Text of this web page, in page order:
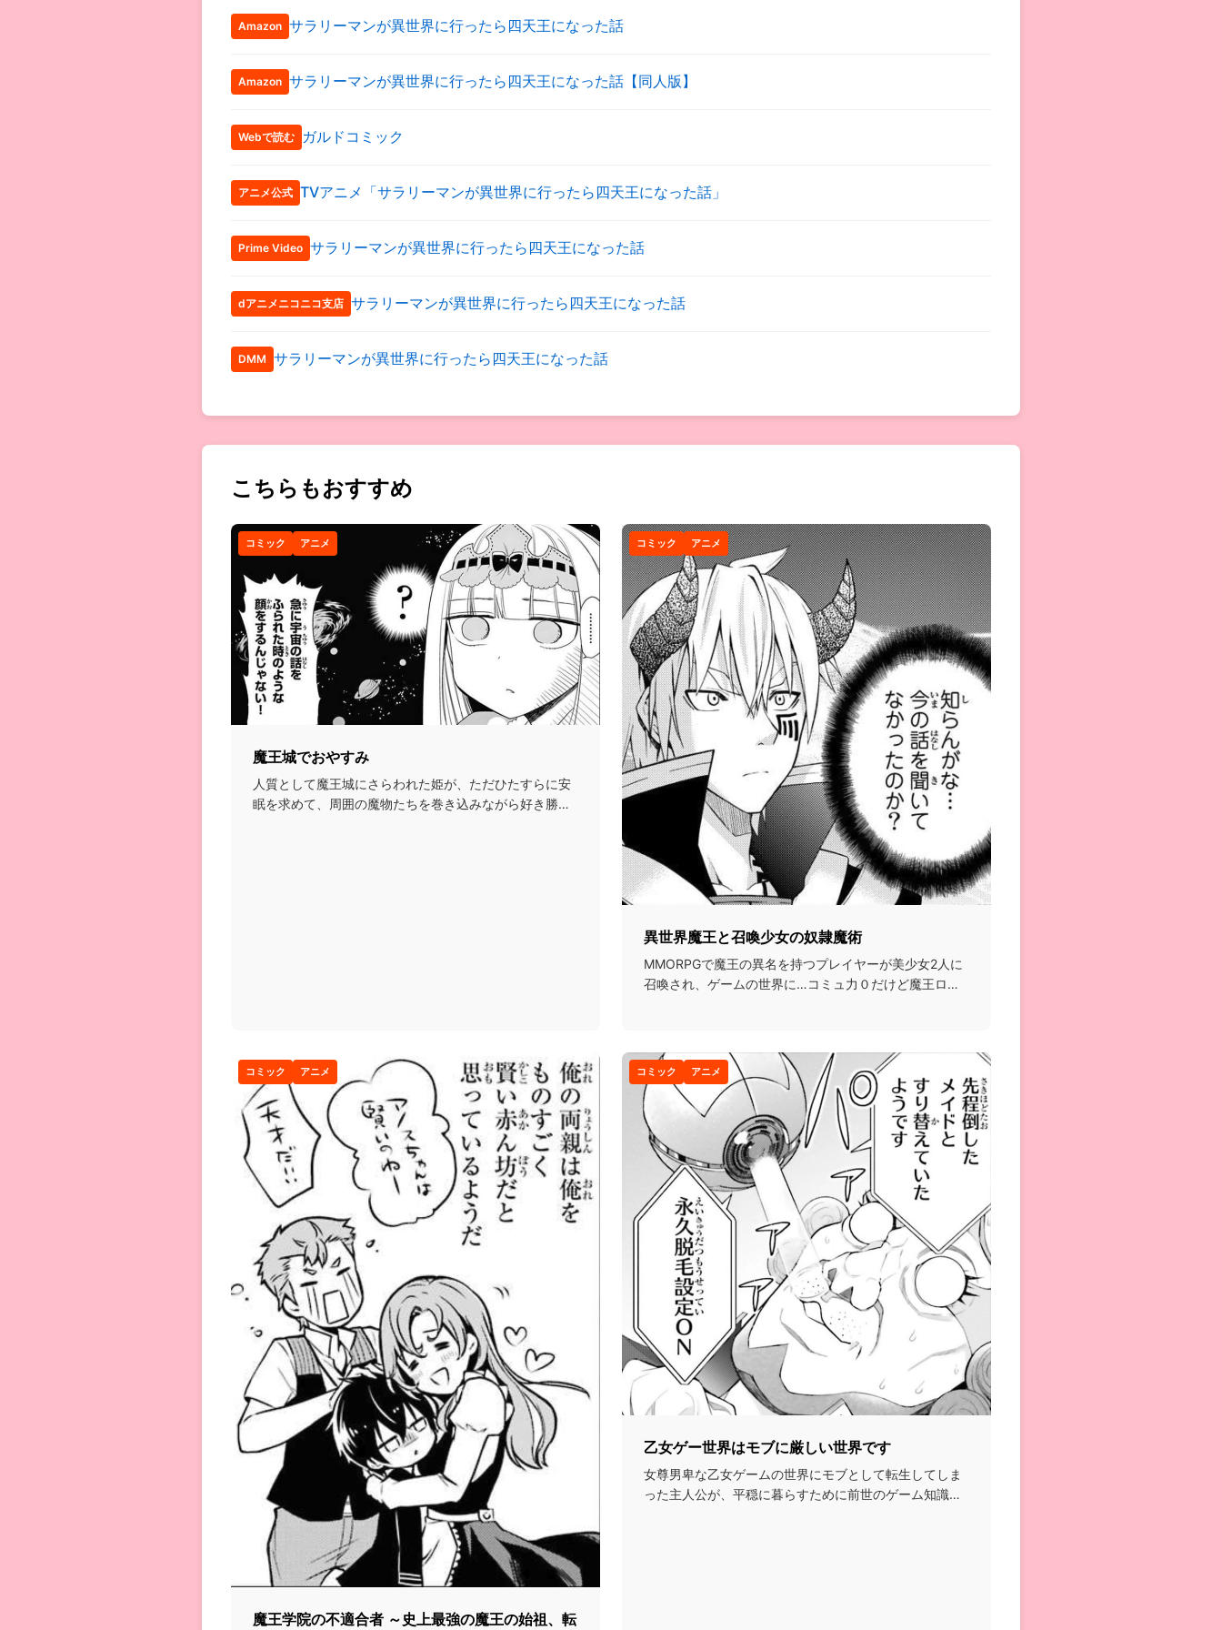
Amazon サラリーマンが異世界に行ったら四天王になった話
Amazon サラリーマンが異世界に行ったら四天王になった話【同人版】
Webで読む ガルドコミック
アニメ公式 TVアニメ「サラリーマンが異世界に行ったら四天王になった話」
Prime Video サラリーマンが異世界に行ったら四天王になった話
dアニメニコニコ支店 サラリーマンが異世界に行ったら四天王になった話
DMM サラリーマンが異世界に行ったら四天王になった話
こちらもおすすめ
コミック アニメ
魔王城でおやすみ
人質として魔王城にさらわれた姫が、ただひたすらに安
眠を求めて、周囲の魔物たちを巻き込みながら好き勝手
コミック アニメ
異世界魔王と召喚少女の奴隷魔術
MMORPGで魔王の異名を持つプレイヤーが美少女2人に
召喚され、ゲームの世界に…コミュ力０だけど魔王ロー
コミック アニメ
魔王学院の不適合者 ～史上最強の魔王の始祖、転
コミック アニメ
乙女ゲー世界はモブに厳しい世界です
女尊男卑な乙女ゲームの世界にモブとして転生してしま
った主人公が、平穏に暮らすために前世のゲーム知識を